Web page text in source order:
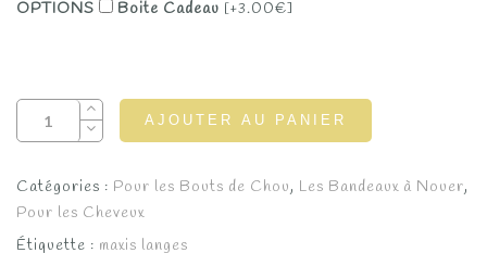
OPTIONS Boite Cadeau [+3.00€]
AJOUTER AU PANIER
Catégories : Pour les Bouts de Chou, Les Bandeaux à Nouer,
Pour les Cheveux
Étiquette : maxis langes